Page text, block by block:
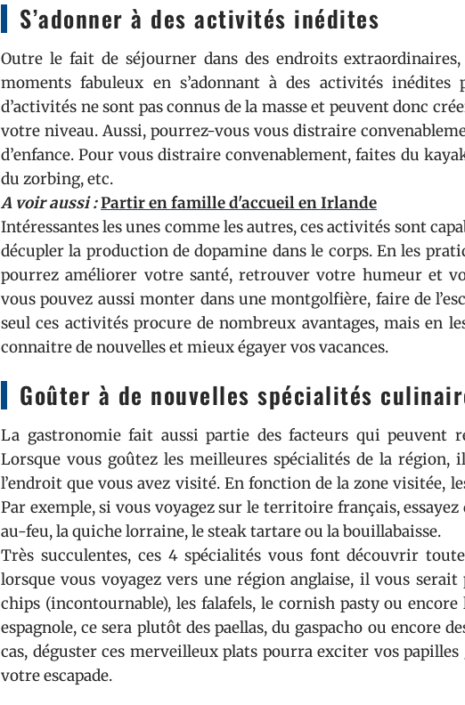
S’adonner à des activités inédites
Outre le fait de séjourner dans des endroits
moments fabuleux en s’adonnant à des activités inédites
d’activités ne sont pas connus de la masse et peuvent donc
votre niveau. Aussi, pourrez-vous vous distraire
d’enfance. Pour vous distraire convenablement, faites du
du zorbing, etc.
A voir aussi :Partir en famille d'accueil en Irlande
Intéressantes les unes comme les autres, ces activités sont
décupler la production de dopamine dans le corps. En les
pourrez améliorer votre santé, retrouver votre humeur et
vous pouvez aussi monter dans une montgolfière, faire de
seul ces activités procure de nombreux avantages, mais en
connaitre de nouvelles et mieux égayer vos vacances.
Goûter à de nouvelles spécialités
La gastronomie fait aussi partie des facteurs qui peuvent
Lorsque vous goûtez les meilleures spécialités de la région,
l’endroit que vous avez visité. En fonction de la zone visitée,
Par exemple, si vous voyagez sur le territoire français,
au-feu, la quiche lorraine, le steak tartare ou la bouillabaisse.
Très succulentes, ces 4 spécialités vous font découvrir
lorsque vous voyagez vers une région anglaise, il vous
chips (incontournable), les falafels, le cornish pasty ou
espagnole, ce sera plutôt des paellas, du gaspacho ou encore
cas, déguster ces merveilleux plats pourra exciter vos
votre escapade.